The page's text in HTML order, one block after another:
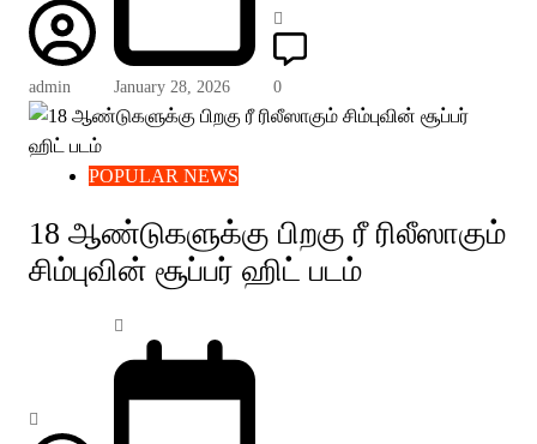
admin January 28, 2026 0
POPULAR NEWS
18 ஆண்டுகளுக்கு பிறகு ரீ ரிலீஸாகும்
சிம்புவின் சூப்பர் ஹிட் படம்